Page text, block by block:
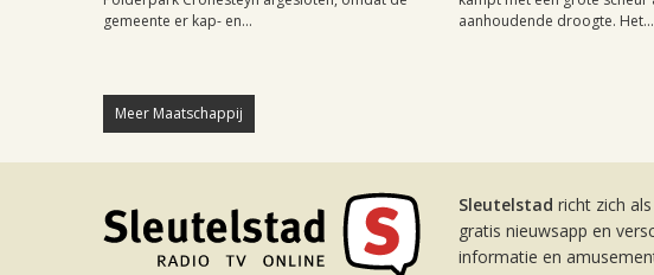
gemeente er kap- en...
aanhoudende droogte. Het...
Meer Maatschappij
Sleutelstad richt zich
gratis nieuwsapp en
informatie en